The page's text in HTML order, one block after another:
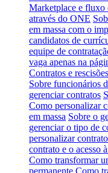
Marketplace e fluxo
através do ONE
em massa com o
candidatos de
equipe de
vaga apenas na
Contratos e rescisões
Sobre funcionários
gerenciar contratos
Como personalizar
em massa Sobre o
gerenciar o tipo de
personalizar
contrato e o acesso
Como transformar
permanente Como